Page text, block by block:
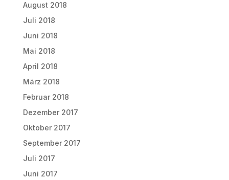
August 2018
Juli 2018
Juni 2018
Mai 2018
April 2018
März 2018
Februar 2018
Dezember 2017
Oktober 2017
September 2017
Juli 2017
Juni 2017